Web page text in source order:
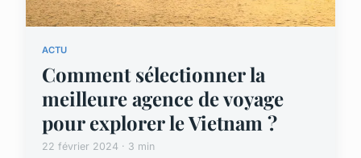
ACTU
Comment sélectionner la
meilleure agence de voyage
pour explorer le Vietnam ?
22 février 2024 · 3 min